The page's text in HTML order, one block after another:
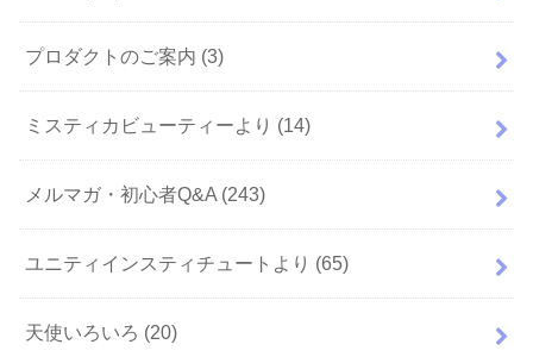
プロダクトのご案内 (3)
ミスティカビューティーより (14)
メルマガ・初心者Q&A (243)
ユニティインスティチュートより (65)
天使いろいろ (20)